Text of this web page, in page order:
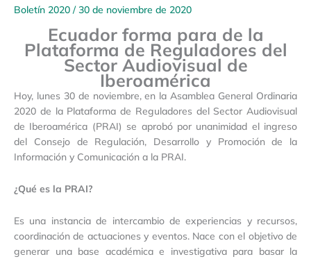
Boletín 2020 /30 de noviembre de 2020
Ecuador forma para de la
Plataforma de Reguladores del
Sector Audiovisual de
Iberoamérica
Hoy, lunes 30 de noviembre, en la Asamblea General Ordinaria
2020 de la Plataforma de Reguladores del Sector Audiovisual
de Iberoamérica (PRAI) se aprobó por unanimidad el ingreso
del Consejo de Regulación, Desarrollo y Promoción de la
Información y Comunicación a la PRAI.
¿Qué es la PRAI?
Es una instancia de intercambio de experiencias y recursos,
coordinación de actuaciones y eventos. Nace con el objetivo de
generar una base académica e investigativa para basar la
Prensa